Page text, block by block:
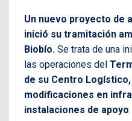
Un nuevo proyecto de
inició su tramitación
Biobío. Se trata de una
las operaciones del
de su Centro
modificaciones en
instalaciones de apoyo.